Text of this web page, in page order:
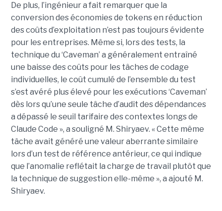
De plus, l’ingénieur a fait remarquer que la
conversion des économies de tokens en réduction
des coûts d’exploitation n’est pas toujours évidente
pour les entreprises. Même si, lors des tests, la
technique du ‘Caveman’ a généralement entraîné
une baisse des coûts pour les tâches de codage
individuelles, le coût cumulé de l’ensemble du test
s’est avéré plus élevé pour les exécutions ‘Caveman’
dès lors qu’une seule tâche d’audit des dépendances
a dépassé le seuil tarifaire des contextes longs de
Claude Code », a souligné M. Shiryaev. « Cette même
tâche avait généré une valeur aberrante similaire
lors d’un test de référence antérieur, ce qui indique
que l’anomalie reflétait la charge de travail plutôt que
la technique de suggestion elle-même », a ajouté M.
Shiryaev.